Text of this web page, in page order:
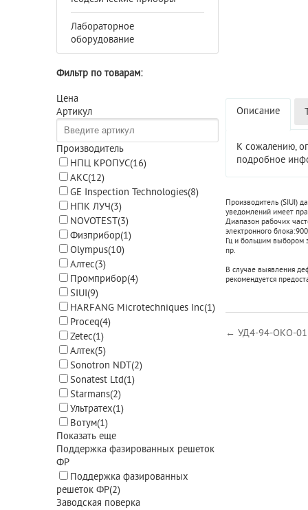
Лабораторное
оборудование
Фильтр по товарам:
Цена
Артикул
Производитель
НПЦ КРОПУС(16)
АКС(12)
GE Inspection Technologies(8)
НПК ЛУЧ(3)
NOVOTEST(3)
Физприбор(1)
Olympus(10)
Алтес(3)
Промприбор(4)
SIUI(9)
HARFANG Microtechniques Inc(1)
Proceq(4)
Zetec(1)
Алтек(5)
Sonotron NDT(2)
Sonatest Ltd(1)
Starmans(2)
Ультратех(1)
Вотум(1)
Показать еще
Поддержка фазированных решеток
ФР
Поддержка фазированных
решеток ФР(2)
Заводская поверка
Описание
К сожалению,
подробное
Производитель (SIUI)
уведомлений имеет
Диапазон рабочих
электронного блока:
Гц и большим выбором
пр.
В случае выявления
рекомендуется
← УД4-94-ОКО-01